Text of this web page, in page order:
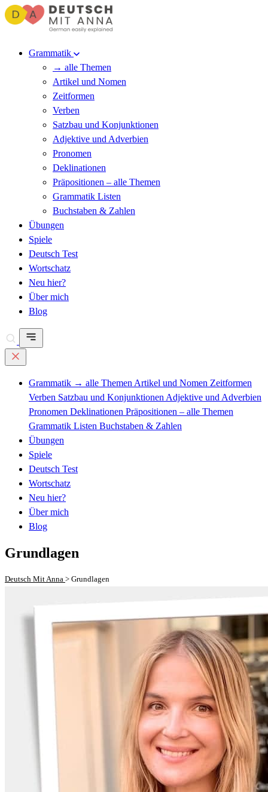
Grammatik
→ alle Themen
Artikel und Nomen
Zeitformen
Verben
Satzbau und Konjunktionen
Adjektive und Adverbien
Pronomen
Deklinationen
Präpositionen – alle Themen
Grammatik Listen
Buchstaben & Zahlen
Übungen
Spiele
Deutsch Test
Wortschatz
Neu hier?
Über mich
Blog
Grammatik → alle Themen Artikel und Nomen Zeitformen
Verben Satzbau und Konjunktionen Adjektive und Adverbien
Pronomen Deklinationen Präpositionen – alle Themen
Grammatik Listen Buchstaben & Zahlen
Übungen
Spiele
Deutsch Test
Wortschatz
Neu hier?
Über mich
Blog
Grundlagen
Deutsch Mit Anna > Grundlagen